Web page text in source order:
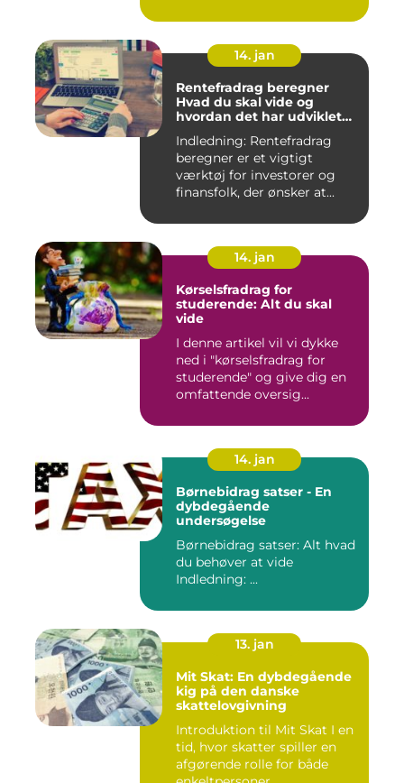
14. jan
Rentefradrag beregner
Hvad du skal vide og
hvordan det har udviklet
Indledning: Rentefradrag
beregner er et vigtigt
værktøj for investorer og
finansfolk, der ønsker at...
14. jan
Kørselsfradrag for
studerende: Alt du skal
vide
I denne artikel vil vi dykke
ned i "kørselsfradrag for
studerende" og give dig en
omfattende oversig...
14. jan
Børnebidrag satser - En
dybdegående
undersøgelse
Børnebidrag satser: Alt hvad
du behøver at vide
Indledning: ...
13. jan
Mit Skat: En dybdegående
kig på den danske
skattelovgivning
Introduktion til Mit Skat I en
tid, hvor skatter spiller en
afgørende rolle for både